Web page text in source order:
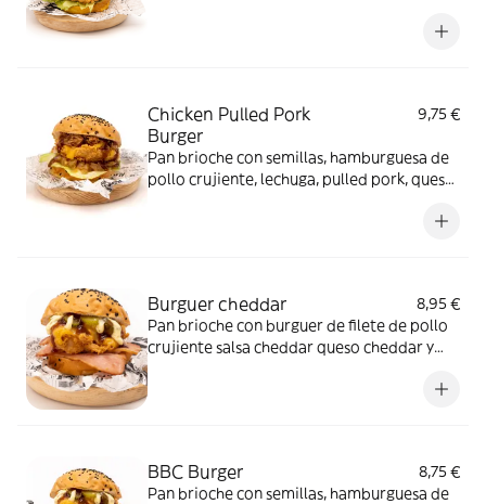
Chicken Pulled Pork
Burger
9,75 €
Pan brioche con semillas, hamburguesa de
pollo crujiente, lechuga, pulled pork, queso
Burguer cheddar
8,95 €
Pan brioche con burguer de filete de pollo
crujiente salsa cheddar queso cheddar y
BBC Burger
8,75 €
Pan brioche con semillas, hamburguesa de